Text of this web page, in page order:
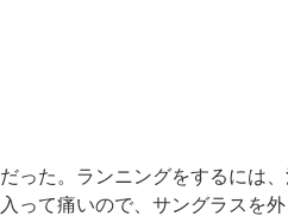
った。ランニングをするには
って痛いので、サングラスを